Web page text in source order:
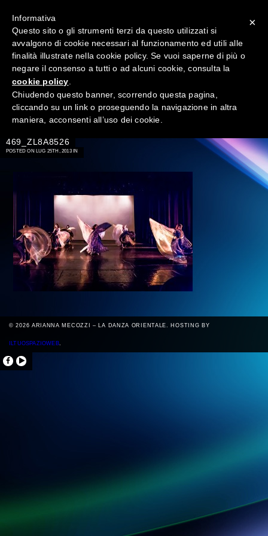
→
469_ZL8A8526
POSTED ON LUG 25TH, 2013 IN
© 2026 ARIANNA MECOZZI – LA DANZA ORIENTALE. HOSTING BY
ILTUOSPAZIOWEB.
×
Informativa
Questo sito o gli strumenti terzi da questo utilizzati si
avvalgono di cookie necessari al funzionamento ed utili alle
finalità illustrate nella cookie policy. Se vuoi saperne di più o
negare il consenso a tutti o ad alcuni cookie, consulta la
cookie policy
Chiudendo questo banner, scorrendo questa pagina,
cliccando su un link o proseguendo la navigazione in altra
maniera, acconsenti all’uso dei cookie.